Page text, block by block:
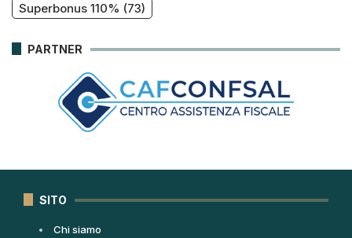
Superbonus 110% (73)
PARTNER
SITO
Chi siamo